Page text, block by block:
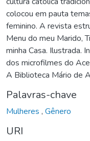
colocou em pauta
feminino. A revista
Menu do meu Marido,
minha Casa. Ilustrada.
dos microfilmes do
A Biblioteca Mário de
Palavras-chave
Mulheres , Gênero
URI